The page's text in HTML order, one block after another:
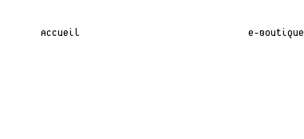
Accueil e-Boutique